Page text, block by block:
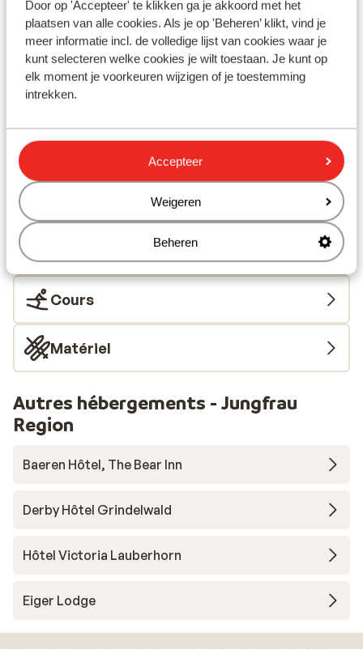
Door op 'Accepteer' te klikken ga je akkoord met het
plaatsen van alle cookies. Als je op 'Beheren’ klikt, vind je
meer informatie incl. de volledige lijst van cookies waar je
kunt selecteren welke cookies je wilt toestaan. Je kunt op
elk moment je voorkeuren wijzigen of je toestemming
intrekken.
Accepteer
Weigeren
Beheren
Distance jusqu'au distributeur d'argent environ
200 mètres
Distance aux magasins les plus proches environ
800 mètres
Distance à la supérette la plus proche environ 800
Distance au restaurant le plus proche environ 800
Sur une route principale
Forfait, cours et matériel de ski
Cours
Matériel
Autres hébergements - Jungfrau
Region
Baeren Hôtel, The Bear Inn
Derby Hôtel Grindelwald
Hôtel Victoria Lauberhorn
Eiger Lodge